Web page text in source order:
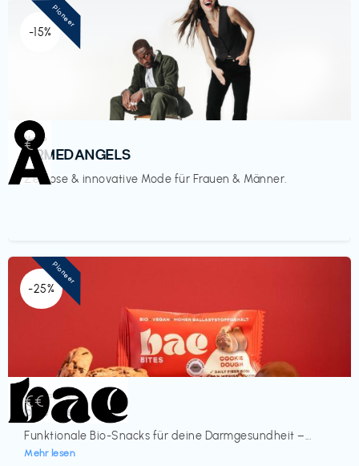
-15%
Mode
ARMEDANGELS
Zeitlose & innovative Mode für Frauen & Männer.
€‎
Pioneer
-25%
Lebensmittel
bae Treat
Funktionale Bio-Snacks für deine Darmgesundheit –...
Mehr lesen
€€‎
Pioneer